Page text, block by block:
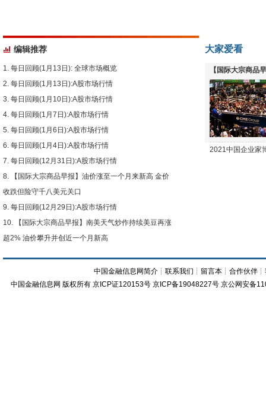
编辑推荐
每日回顾(1月13日): 全球市场概览
每日回顾(1月13日):A股市场行情
每日回顾(1月10日):A股市场行情
每日回顾(1月7日):A股市场行情
每日回顾(1月6日):A股市场行情
每日回顾(1月4日):A股市场行情
每日回顾(12月31日):A股市场行情
【国际大宗商品早报】油价涨至一个月来新高 金价
收跌但险守千八美元关口
每日回顾(12月29日):A股市场行情
【国际大宗商品早报】南美天气炒作持续美豆再涨
超2% 油价攀升并创近一个月新高
大家爱看
【国际大宗商品
下跌
2021中国企业家
中国金融信息网简介 ┊联系我们 ┊ 留言本 ┊合作伙伴 ┊
中国金融信息网 版权所有 京ICP证120153号 京ICP备19048227号 京公网安备